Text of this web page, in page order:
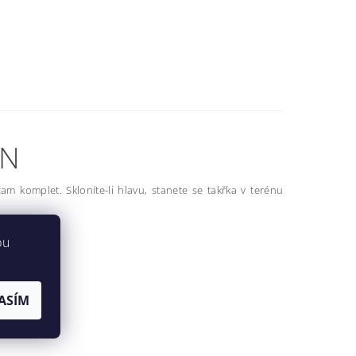
komplet. Skloníte-li hlavu, stanete se takřka v terénu